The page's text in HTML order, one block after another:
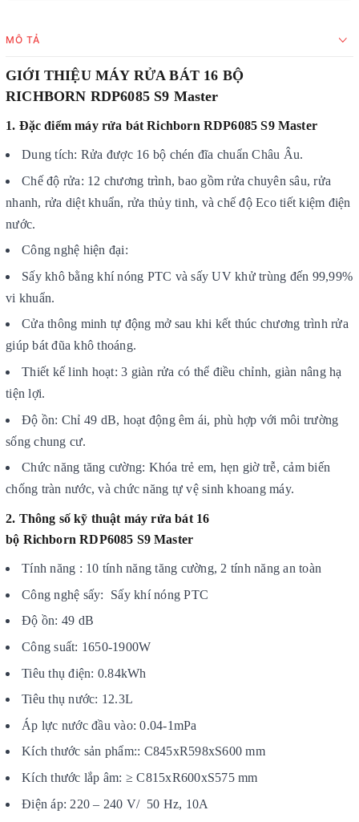
MÔ TẢ
GIỚI THIỆU MÁY RỬA BÁT 16 BỘ
RICHBORN RDP6085 S9 Master
1. Đặc điểm máy rửa bát Richborn RDP6085 S9 Master
Dung tích: Rửa được 16 bộ chén đĩa chuẩn Châu Âu.
Chế độ rửa: 12 chương trình, bao gồm rửa chuyên sâu, rửa
nhanh, rửa diệt khuẩn, rửa thủy tinh, và chế độ Eco tiết kiệm điện
nước.
Công nghệ hiện đại:
Sấy khô bằng khí nóng PTC và sấy UV khử trùng đến 99,99%
vi khuẩn.
Cửa thông minh tự động mở sau khi kết thúc chương trình rửa
giúp bát đũa khô thoáng.
Thiết kế linh hoạt: 3 giàn rửa có thể điều chỉnh, giàn nâng hạ
tiện lợi.
Độ ồn: Chỉ 49 dB, hoạt động êm ái, phù hợp với môi trường
sống chung cư.
Chức năng tăng cường: Khóa trẻ em, hẹn giờ trễ, cảm biến
chống tràn nước, và chức năng tự vệ sinh khoang máy.
2. Thông số kỹ thuật máy rửa bát 16
bộ Richborn RDP6085 S9 Master
Tính năng : 10 tính năng tăng cường, 2 tính năng an toàn
Công nghệ sấy: Sấy khí nóng PTC
Độ ồn: 49 dB
Công suất: 1650-1900W
Tiêu thụ điện: 0.84kWh
Tiêu thụ nước: 12.3L
Áp lực nước đầu vào: 0.04-1mPa
Kích thước sản phẩm:: C845xR598xS600 mm
Kích thước lắp âm: ≥ C815xR600xS575 mm
Điện áp: 220 – 240 V/ 50 Hz, 10A